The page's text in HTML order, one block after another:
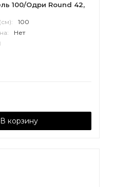
100/Одри Round 42,
100
Нет
В корзину